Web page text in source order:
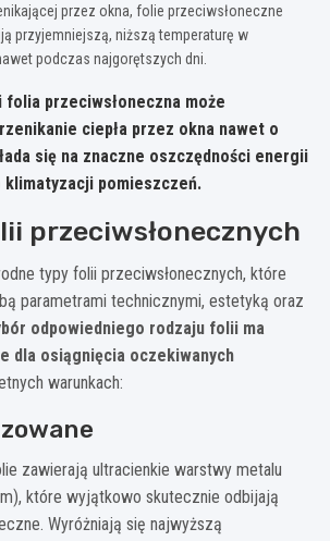
przez okna, folie przeciwsłoneczne
przyjemniejszą, niższą temperaturę w
podczas najgorętszych dni.
folia przeciwsłoneczna może
ciepła przez okna nawet o
się na znaczne oszczędności energii
pomieszczeń.
przeciwsłonecznych
typy folii przeciwsłonecznych, które
parametrami technicznymi, estetyką oraz
odpowiedniego rodzaju folii ma
dla osiągnięcia oczekiwanych
warunkach:
zawierają ultracienkie warstwy metalu
które wyjątkowo skutecznie odbijają
Wyróżniają się najwyższą